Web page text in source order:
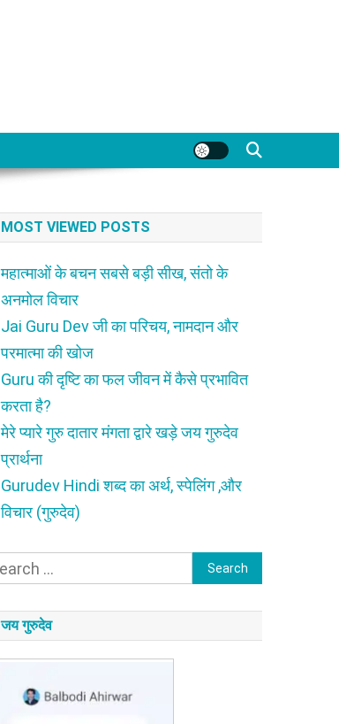
MOST VIEWED POSTS
महात्माओं के बचन सबसे बड़ी सीख, संतो के
अनमोल विचार
Jai Guru Dev जी का परिचय, नामदान और
परमात्मा की खोज
Guru की दृष्टि का फल जीवन में कैसे प्रभावित
करता है?
मेरे प्यारे गुरु दातार मंगता द्वारे खड़े जय गुरुदेव
प्रार्थना
Gurudev Hindi शब्द का अर्थ, स्पेलिंग ,और
विचार (गुरुदेव)
Search
जय गुरुदेव